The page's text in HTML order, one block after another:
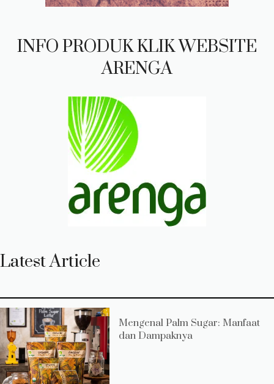
INFO PRODUK KLIK WEBSITE
ARENGA
Latest Article
Mengenal Palm Sugar: Manfaat
dan Dampaknya